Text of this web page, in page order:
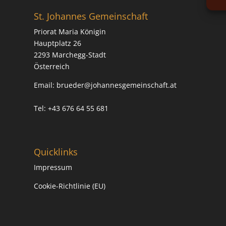
St. Johannes Gemeinschaft
Priorat Maria Königin
Hauptplatz 26
2293 Marchegg-Stadt
Österreich
Email: brueder@johannesgemeinschaft.at
Tel: +43 676 64 55 681
Quicklinks
Impressum
Cookie-Richtlinie (EU)